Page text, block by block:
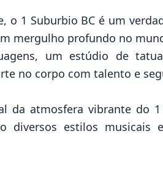
o 1 Suburbio BC é um
mergulho profundo no
um estúdio de
no corpo com talento e
da atmosfera vibrante do
diversos estilos